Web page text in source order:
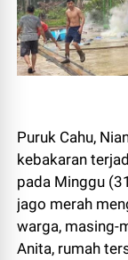
Puruk Cahu,
kebakaran
pada Minggu
jago merah
warga, masing-
Anita, rumah